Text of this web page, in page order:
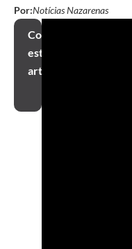
Por:Notícias Nazarenas
Compartilhar
este
artigo